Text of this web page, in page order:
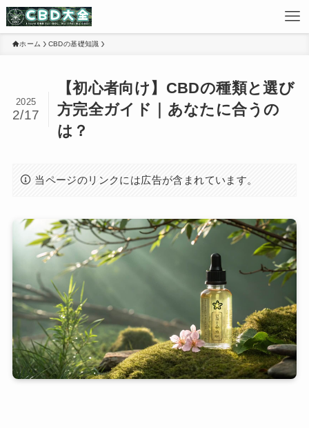
ホーム CBDの基礎知識
【初心者向け】CBDの種類と選び
方完全ガイド｜あなたに合うの
は？
2025
2/17
当ページのリンクには広告が含まれています。